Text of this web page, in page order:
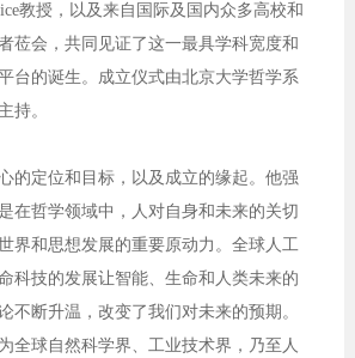
教授，以及来自国际及国内众多高校和
莅会，共同见证了这一最具学科宽度和
台的诞生。成立仪式由北京大学哲学系
持。
的定位和目标，以及成立的缘起。他强
在哲学领域中，人对自身和未来的关切
界和思想发展的重要原动力。全球人工
科技的发展让智能、生命和人类未来的
不断升温，改变了我们对未来的预期。
全球自然科学界、工业技术界，乃至人